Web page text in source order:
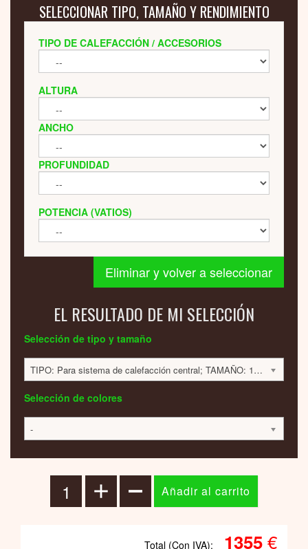
SELECCIONAR TIPO, TAMAÑO Y RENDIMIENTO
TIPO DE CALEFACCIÓN / ACCESORIOS
ALTURA
ANCHO
PROFUNDIDAD
POTENCIA (VATIOS)
Eliminar y volver a seleccionar
EL RESULTADO DE MI SELECCIÓN
Selección de tipo y tamaño
TIPO: Para sistema de calefacción central; TAMAÑO: 1800x420x60; 584 VATIOS; 1356 EUR
Selección de colores
-
Total (Con IVA): 1355€